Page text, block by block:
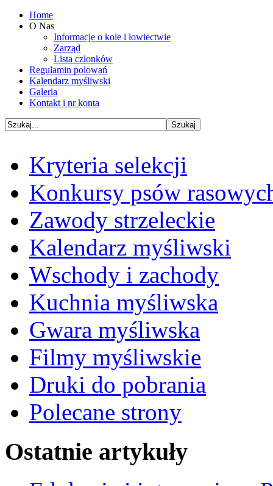
Home
O Nas
Informacje o kole i łowiectwie
Zarząd
Lista członków
Regulamin polowań
Kalendarz myśliwski
Galeria
Kontakt i nr konta
Kryteria selekcji
Konkursy psów
Zawody strzeleckie
Kalendarz myśliwski
Wschody i zachody
Kuchnia myśliwska
Gwara myśliwska
Filmy myśliwskie
Druki do pobrania
Polecane strony
Ostatnie artykuły